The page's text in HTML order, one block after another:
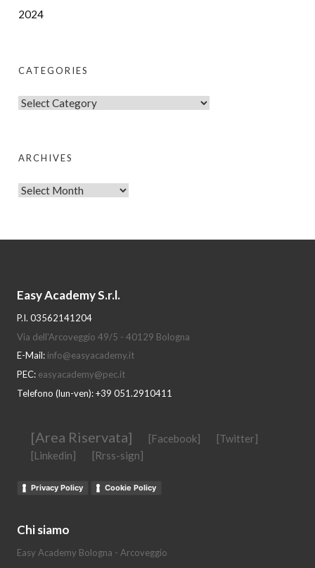
2024
CATEGORIES
C
e
o
ARCHIVES
A
e
s
Easy Academy S.r.l.
P.I. 03562141204
Via dell'Arcoveggio 49/5 - 40129 Bologna
E-Mail: info@easyacademy.it
PEC: easyacademy@pec.it
Telefono (lun-ven): +39 051.2910411
[Area Riservata] [Facebook]
[Twitter]
[Linkedin]
[Rrss-sign]
Privacy Policy Cookie Policy
Chi siamo
Easy Academy Bologna - Arcoveggio